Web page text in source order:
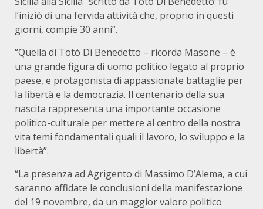
l’iniziò di una fervida attività che, proprio in questi
giorni, compie 30 anni”.
“Quella di Totò Di Benedetto – ricorda Masone – è
una grande figura di uomo politico legato al proprio
paese, e protagonista di appassionate battaglie per
la libertà e la democrazia. Il centenario della sua
nascita rappresenta una importante occasione
politico-culturale per mettere al centro della nostra
vita temi fondamentali quali il lavoro, lo sviluppo e la
libertà”.
“La presenza ad Agrigento di Massimo D’Alema, a cui
saranno affidate le conclusioni della manifestazione
del 19 novembre, da un maggior valore politico